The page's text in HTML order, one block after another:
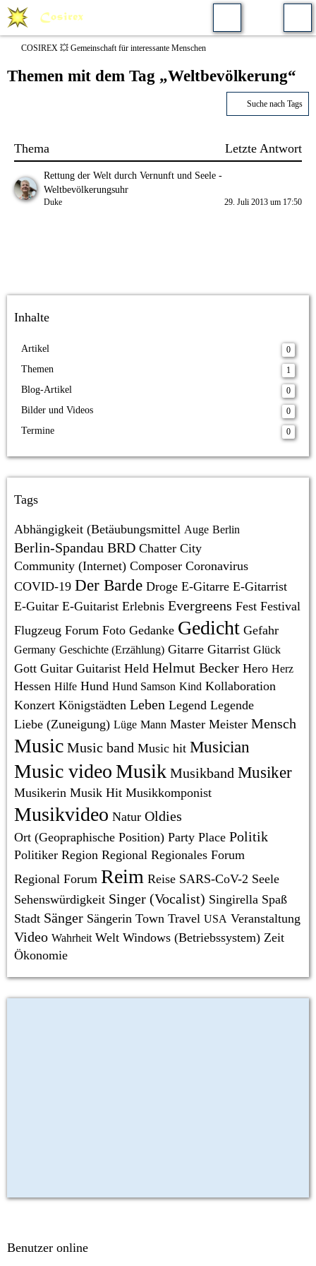
COSIREX 💥 Gemeinschaft für interessante Menschen
Themen mit dem Tag „Weltbevölkerung“
Suche nach Tags
Thema Letzte Antwort
Rettung der Welt durch Vernunft und Seele -
Weltbevölkerungsuhr
Duke 29. Juli 2013 um 17:50
Inhalte
Artikel 0
Themen 1
Blog-Artikel 0
Bilder und Videos 0
Termine 0
Tags
Abhängigkeit (Betäubungsmittel Auge Berlin
Berlin-Spandau BRD Chatter City
Community (Internet) Composer Coronavirus
COVID-19 Der Barde Droge E-Gitarre E-Gitarrist
E-Guitar E-Guitarist Erlebnis Evergreens Fest Festival
Flugzeug Forum Foto Gedanke Gedicht Gefahr
Germany Geschichte (Erzählung) Gitarre Gitarrist Glück
Gott Guitar Guitarist Held Helmut Becker Hero Herz
Hessen Hilfe Hund Hund Samson Kind Kollaboration
Konzert Königstädten Leben Legend Legende
Liebe (Zuneigung) Lüge Mann Master Meister Mensch
Music Music band Music hit Musician
Music videoMusik Musikband Musiker
Musikerin Musik Hit Musikkomponist
Musikvideo Natur Oldies
Ort (Geopraphische Position) Party Place Politik
Politiker Region Regional Regionales Forum
Regional Forum Reim Reise SARS-CoV-2 Seele
Sehenswürdigkeit Singer (Vocalist) Singirella Spaß
Stadt Sänger Sängerin Town Travel USA Veranstaltung
Video Wahrheit Welt Windows (Betriebssystem) Zeit
Ökonomie
Benutzer online